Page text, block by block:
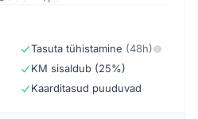
Tasuta tühistamine (48h)
KM sisaldub (25%)
Kaarditasud puuduvad